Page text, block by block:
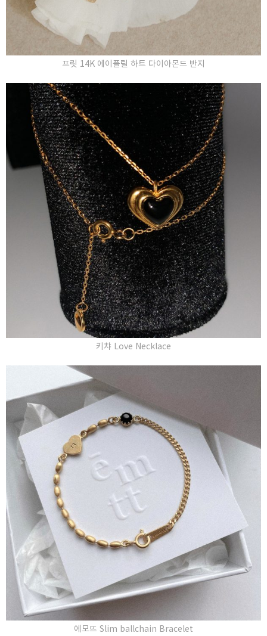
프릿 14K 에이플릴 하트 다이아몬드 반지
키챠 Love Necklace
에모뜨 Slim ballchain Bracelet